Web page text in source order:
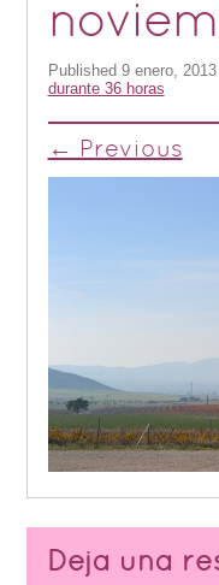
Published 9 enero, 2013
durante 36 horas
← Previous
Deja una